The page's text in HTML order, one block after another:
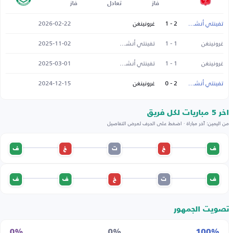
فاز
تعادل
فاز
تفينتي أنشخيده 2 - 1 غرونينغن
2026-02-22
غرونينغن
1 - 1 تفينتي أنشخيده
2025-11-02
غرونينغن
1 - 1 تفينتي أنشخيده
2025-03-01
تفينتي أنشخيده
2 - 0 غرونينغن 2024-12-15
اخر 5 مباريات لكل فريق
من اليمين: آخر مباراة · اضغط على الحرف لعرض التفاصيل
ف خ ت خ ف
ف ت خ ف ف
تصويت الجمهور